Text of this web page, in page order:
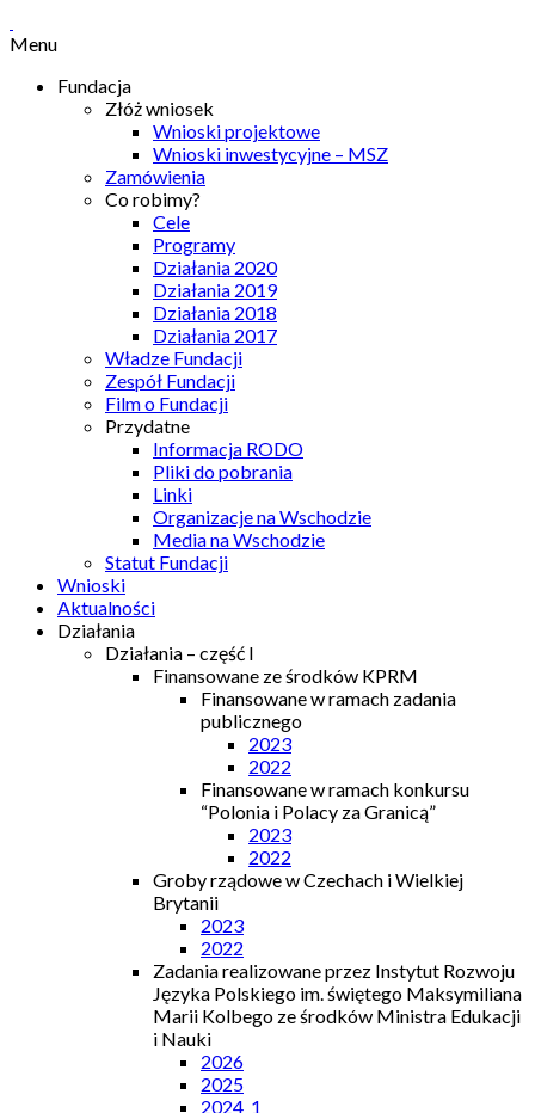
Menu
Fundacja
Złóż wniosek
Wnioski projektowe
Wnioski inwestycyjne – MSZ
Zamówienia
Co robimy?
Cele
Programy
Działania 2020
Działania 2019
Działania 2018
Działania 2017
Władze Fundacji
Zespół Fundacji
Film o Fundacji
Przydatne
Informacja RODO
Pliki do pobrania
Linki
Organizacje na Wschodzie
Media na Wschodzie
Statut Fundacji
Wnioski
Aktualności
Działania
Działania – część I
Finansowane ze środków KPRM
Finansowane w ramach zadania
publicznego
2023
2022
Finansowane w ramach konkursu
“Polonia i Polacy za Granicą”
2023
2022
Groby rządowe w Czechach i Wielkiej
Brytanii
2023
2022
Zadania realizowane przez Instytut Rozwoju
Języka Polskiego im. świętego Maksymiliana
Marii Kolbego ze środków Ministra Edukacji
i Nauki
2026
2025
2024_1